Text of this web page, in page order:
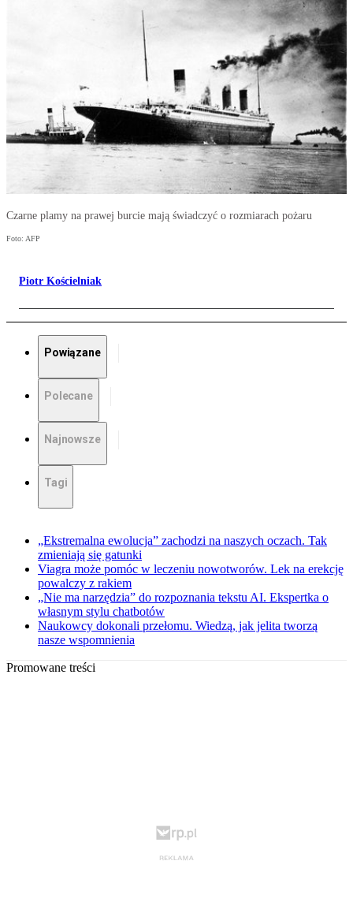
Czarne plamy na prawej burcie mają świadczyć o rozmiarach pożaru
Foto: AFP
Piotr Kościelniak
Powiązane
Polecane
Najnowsze
Tagi
„Ekstremalna ewolucja” zachodzi na naszych oczach. Tak
zmieniają się gatunki
Viagra może pomóc w leczeniu nowotworów. Lek na erekcję
powalczy z rakiem
„Nie ma narzędzia” do rozpoznania tekstu AI. Ekspertka o
własnym stylu chatbotów
Naukowcy dokonali przełomu. Wiedzą, jak jelita tworzą
nasze wspomnienia
Promowane treści